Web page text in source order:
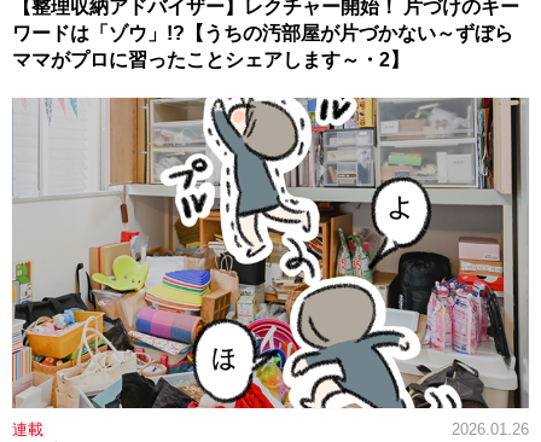
【整理収納アドバイザー】レクチャー開始！ 片づけのキー
ワードは「ゾウ」!?【うちの汚部屋が片づかない～ずぼら
ママがプロに習ったことシェアします～・2】
連載 2026.01.26